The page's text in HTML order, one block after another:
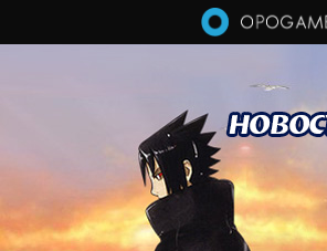
Перейти к основному содержанию